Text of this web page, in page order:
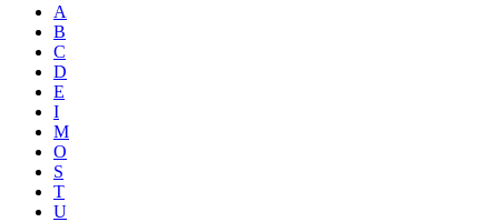
A
B
C
D
E
I
M
O
S
T
U